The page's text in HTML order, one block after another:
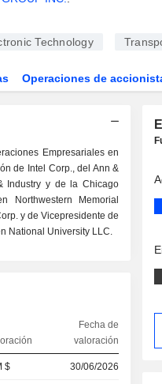
Technology
Operaciones de
Empresariales en
de Intel Corp., del Ann &
Industry y de la Chicago
Northwestern Memorial
y de Vicepresidente de
National University LLC.
Fecha de
valoración
$ 30/06/2026